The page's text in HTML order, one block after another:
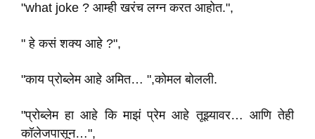
"what joke ? आम्ही खरंच लग्न करत आहोत.",
" हे कसं शक्य आहे ?",
"काय प्रोब्लेम आहे अमित… ",कोमल बोलली.
"प्रोब्लेम हा आहे कि माझं प्रेम आहे तूझ्यावर… आणि तेही
कॉलेजपासून…",